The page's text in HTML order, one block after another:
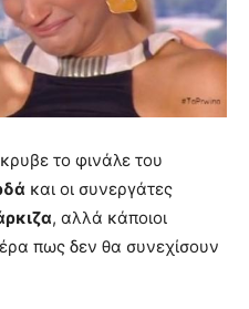
το φινάλε του
και οι συνεργάτες
, αλλά κάποιοι
πως δεν θα συνεχίσουν